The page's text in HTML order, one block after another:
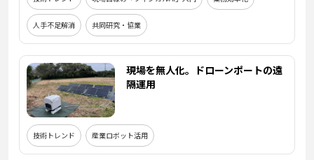
人手不足解消 共同研究・協業
現場を無人化。ドローンポートの遠
隔運用
技術トレンド 産業ロボット活用